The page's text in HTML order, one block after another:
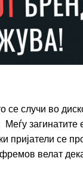
euismod ac
eu erat
quis est ac felis
случи во
пријатели се
велат